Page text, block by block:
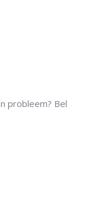
probleem? Bel